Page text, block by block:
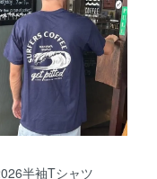
半袖Tシャツ